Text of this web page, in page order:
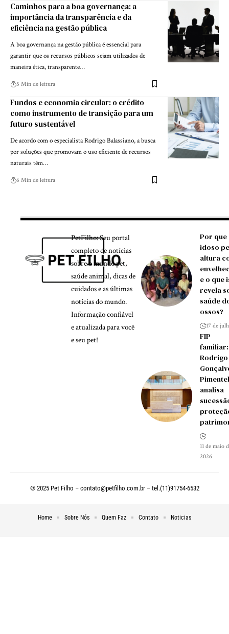
Caminhos para a boa governança: a
importância da transparência e da
eficiência na gestão pública
A boa governança na gestão pública é essencial para
garantir que os recursos públicos sejam utilizados de
maneira ética, transparente…
5 Min de leitura
Fundos e economia circular: o crédito
como instrumento de transição para um
futuro sustentável
De acordo com o especialista Rodrigo Balassiano, a busca
por soluções que promovam o uso eficiente de recursos
naturais têm…
6 Min de leitura
PetFilho: Seu portal
completo de notícias
sobre o mundo pet,
saúde animal, dicas de
cuidados e as últimas
notícias do mundo.
Informação confiável
e atualizada para você
e seu pet!
Por que
idoso
altura
e o que
revela
saúde
ossos?
17 de
FIP
familiar:
Rodrigo
Pimentel
analisa
11 de maio
2026
© 2025 Pet Filho – contato@petfilho.com.br– tel.(11)91754-6532
Home Sobre Nós Quem Faz Contato Noticias